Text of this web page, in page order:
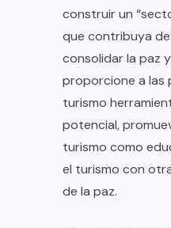
construir un
que contribuya
consolidar la paz
proporcione a las
turismo
potencial,
turismo como
el turismo con
de la paz.